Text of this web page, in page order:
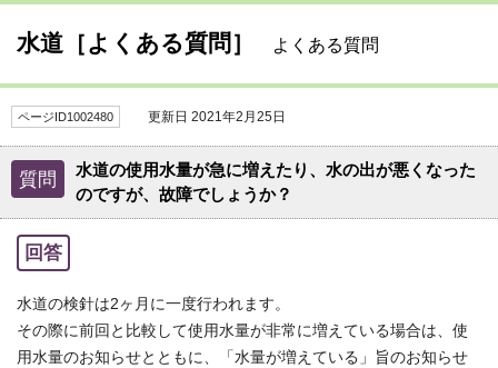
水道［よくある質問］ よくある質問
ページID1002480 更新日 2021年2月25日
質問
水道の使用水量が急に増えたり、水の出が悪くなった
のですが、故障でしょうか？
回答
水道の検針は2ヶ月に一度行われます。
その際に前回と比較して使用水量が非常に増えている場合は、使
用水量のお知らせとともに、「水量が増えている」旨のお知らせ